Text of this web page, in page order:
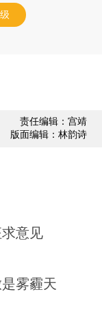
责任编辑：宫靖
版面编辑：林韵诗
意见
雾霾天